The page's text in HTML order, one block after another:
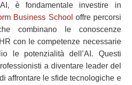
è fondamentale investire in
Business School offre percorsi
combinano le conoscenze
con le competenze necessarie
le potenzialità dell’AI. Questi
a diventare leader del
affrontare le sfide tecnologiche e